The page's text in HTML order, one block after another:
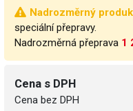
Nadrozměrný
speciální přepravy.
Nadrozměrná přeprava 1
Cena s DPH
Cena bez DPH